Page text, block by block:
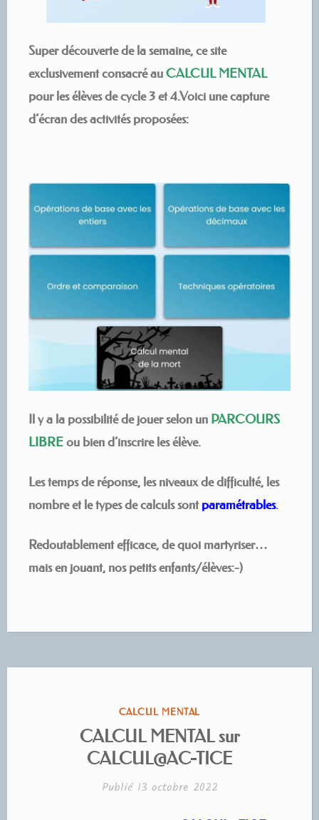
Super découverte de la semaine, ce site
exclusivement consacré auCALCUL MENTAL
pour les élèves de cycle 3 et 4.Voici une capture
d’écran des activités proposées:
Il y a la possibilité de jouer selon un PARCOURS
LIBREou bien d’inscrire les élève.
Les temps de réponse, les niveaux de difficulté, les
nombre et le types de calculs sontparamétrables.
Redoutablement efficace, de quoi martyriser…
mais en jouant, nos petits enfants/élèves:-)
PUBLIÉ
DANS
CALCUL MENTAL
CALCUL MENTAL sur
CALCUL@AC-TICE
Publié 13 octobre 2022